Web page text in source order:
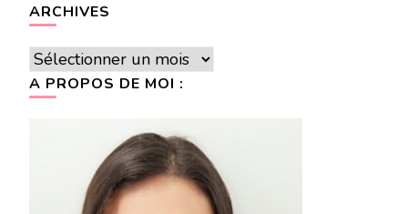
ARCHIVES
Archives
A PROPOS DE MOI :